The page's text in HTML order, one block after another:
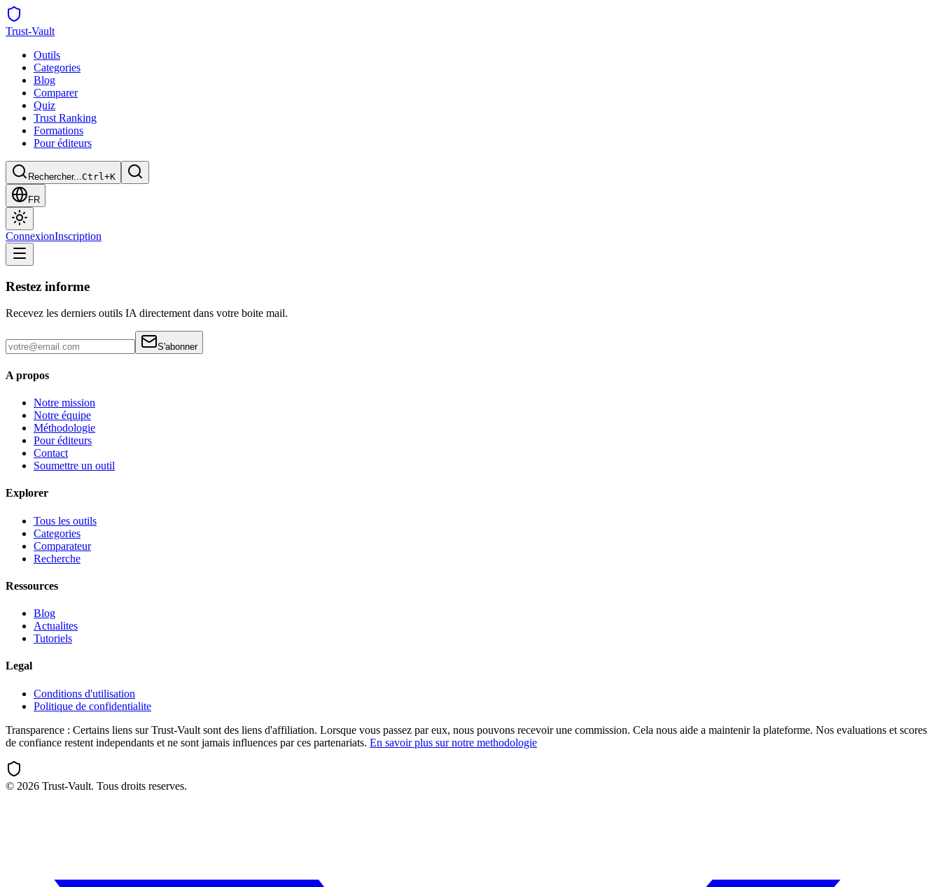
Trust-Vault
Outils
Categories
Blog
Comparer
Quiz
Trust Ranking
Formations
Pour éditeurs
Rechercher...Ctrl+K
FR
ConnexionInscription
Restez informe
Recevez les derniers outils IA directement dans votre boite mail.
S'abonner
A propos
Notre mission
Notre équipe
Méthodologie
Pour éditeurs
Contact
Soumettre un outil
Explorer
Tous les outils
Categories
Comparateur
Recherche
Ressources
Blog
Actualites
Tutoriels
Legal
Conditions d'utilisation
Politique de confidentialite
Transparence : Certains liens sur Trust-Vault sont des liens d'affiliation. Lorsque vous passez par eux, nous pouvons recevoir une commission. Cela nous aide a maintenir la plateforme. Nos evaluations et scores
de confiance restent independants et ne sont jamais influences par ces partenariats. En savoir plus sur notre methodologie
© 2026 Trust-Vault. Tous droits reserves.